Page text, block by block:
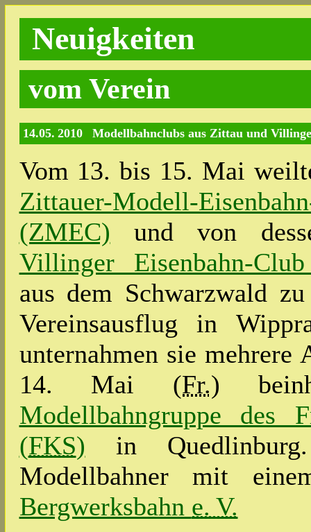
Neuigkeiten
vom Verein
14.05. 2010 Modellbahnclubs aus Zittau und
Vom 13. bis 15. Mai
Zittauer-Modell-
(ZMEC) und von
Villinger Eisenbahn-
aus dem Schwarzwald
Vereinsausflug in
unternahmen sie mehrere
14. Mai (Fr.)
Modellbahngruppe des
(FKS) in
Modellbahner mit
Bergwerksbahn e. V.